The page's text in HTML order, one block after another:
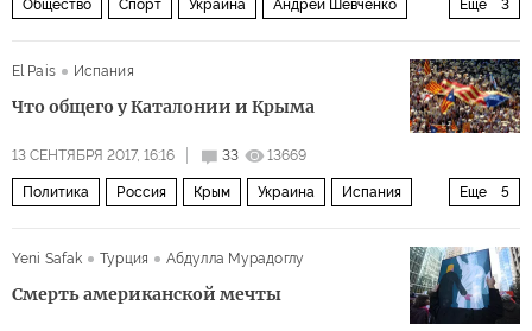
Еще 3
Общество Спорт Украина Андрей Шевченко
El Pais
Испания
Что общего у Каталонии и Крыма
13 СЕНТЯБРЯ 2017, 16:16 33 13669
Еще 5
Политика Россия Крым Украина Испания
Yeni Safak Турция Абдулла Мурадоглу
Смерть американской мечты